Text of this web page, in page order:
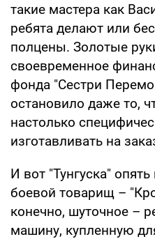
такие мастера как
ребята делают или
полцены. Золотые
своевременное
фонда "Сестри
остановило даже то,
настолько
изготавливать на
И вот "Тунгуска"
боевой товарищ –
конечно, шуточное –
машину, купленную